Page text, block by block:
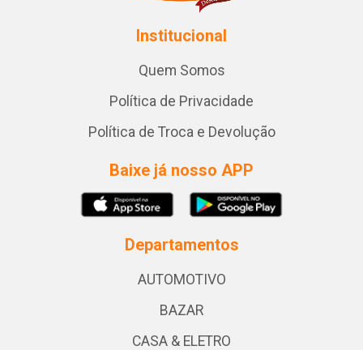
Institucional
Quem Somos
Política de Privacidade
Política de Troca e Devolução
Baixe já nosso APP
Departamentos
AUTOMOTIVO
BAZAR
CASA & ELETRO